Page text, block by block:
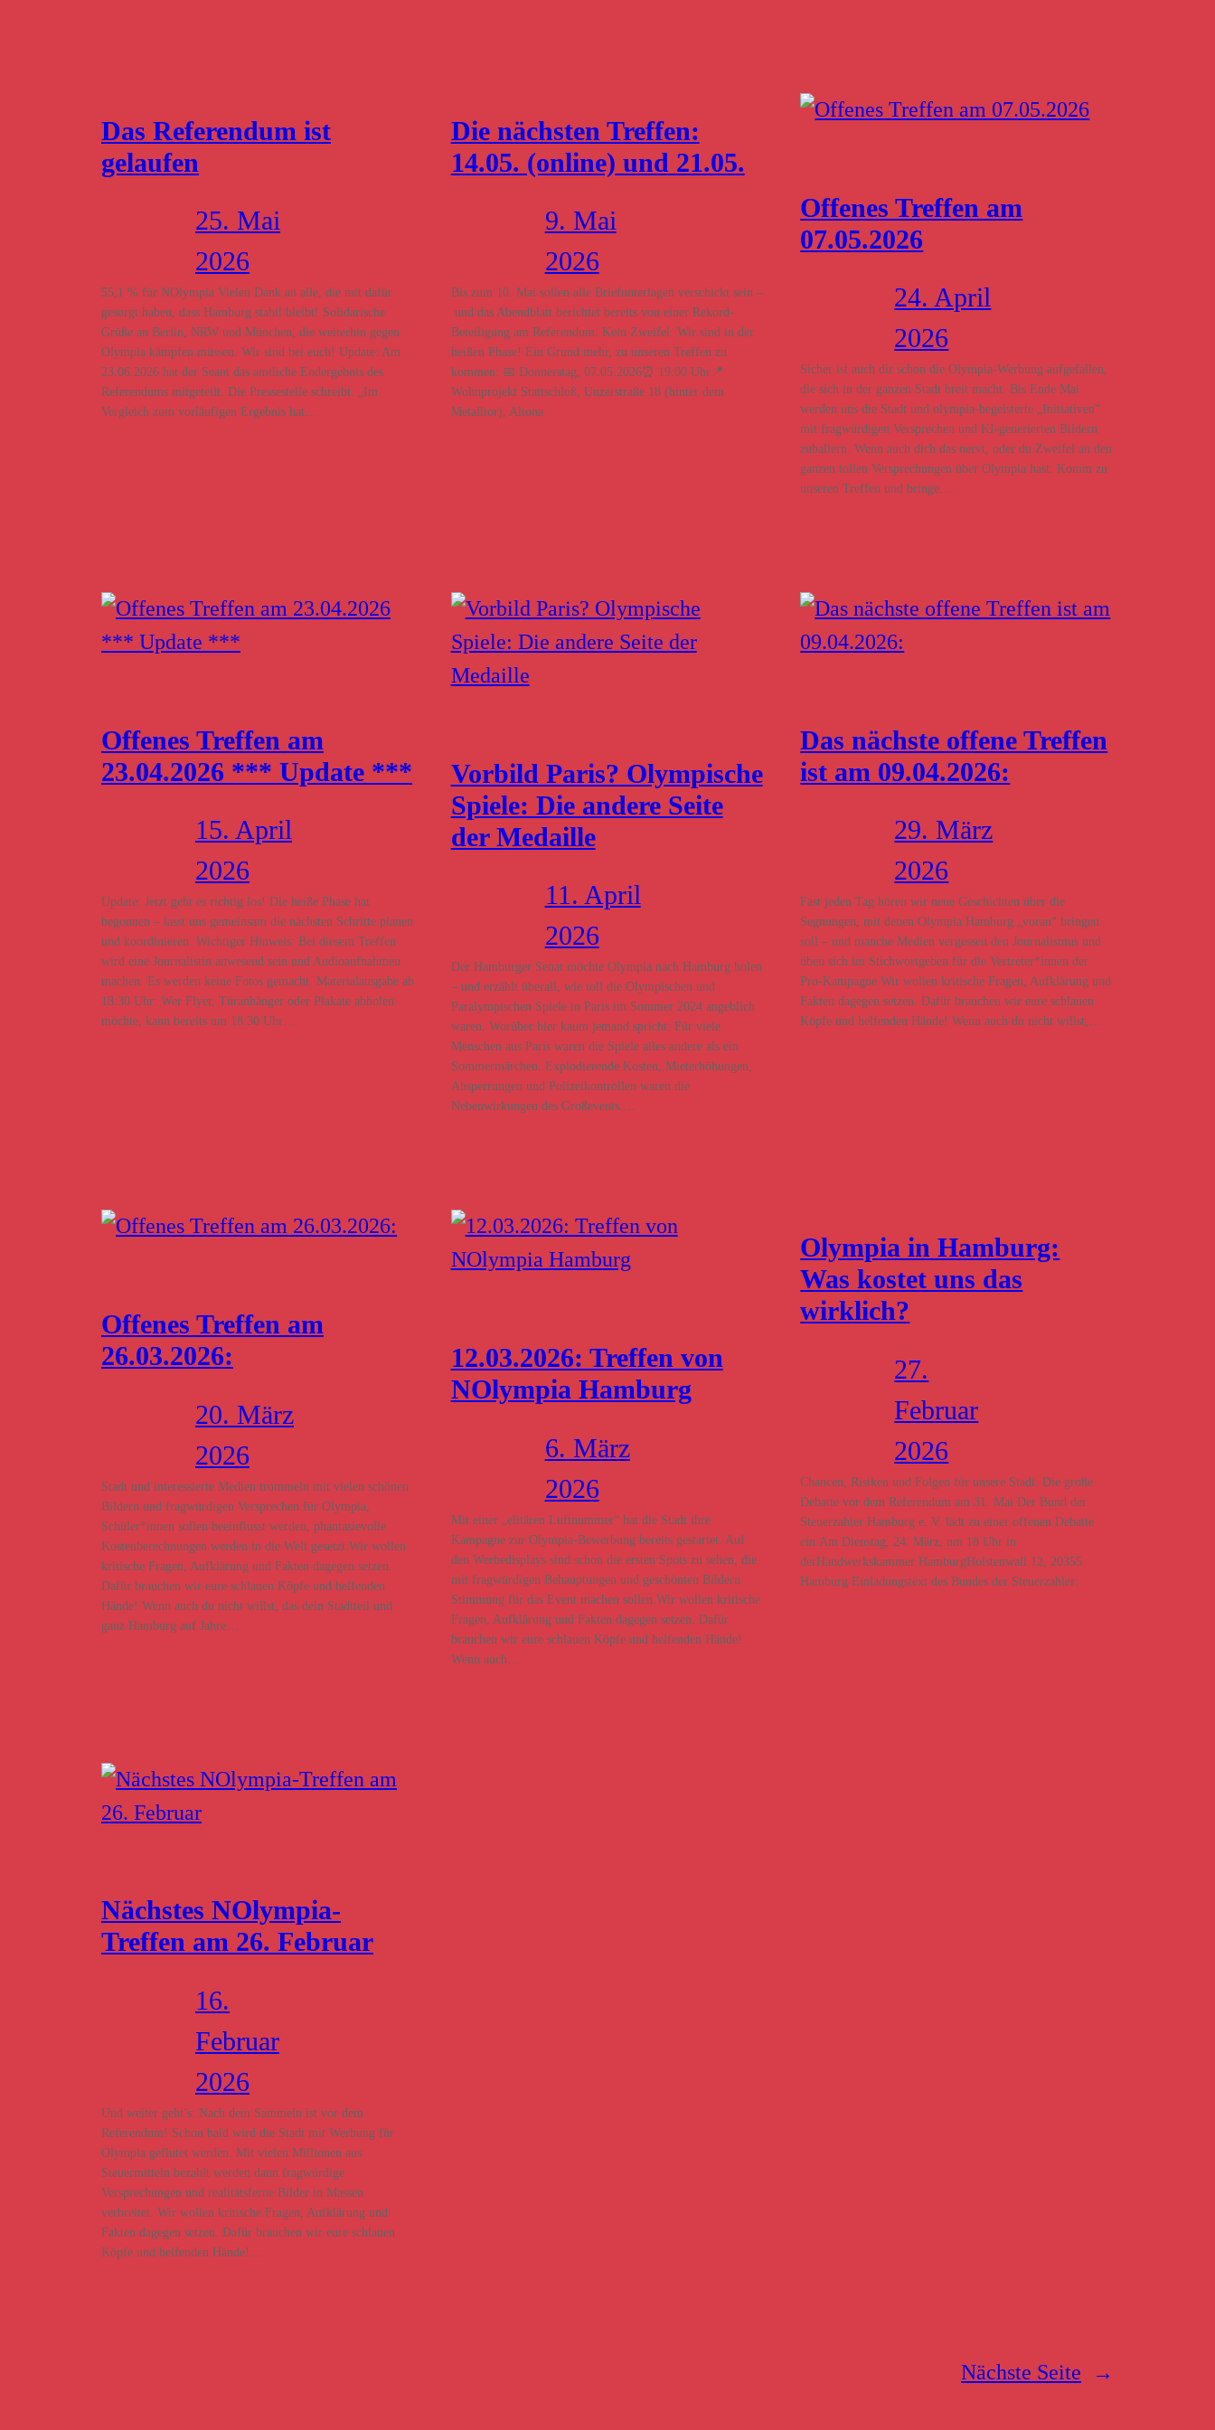
Das Referendum ist
gelaufen
25. Mai
2026
55,1 % für NOlympia Vielen Dank an alle, die mit dafür
gesorgt haben, dass Hamburg stabil bleibt! Solidarische
Grüße an Berlin, NRW und München, die weiterhin gegen
Olympia kämpfen müssen. Wir sind bei euch! Update: Am
23.06.2026 hat der Seant das amtliche Endergebnis des
Referendums mitgeteilt. Die Pressestelle schreibt: „Im
Vergleich zum vorläufigen Ergebnis hat…
Die nächsten Treffen:
14.05. (online) und 21.05.
9. Mai
2026
Bis zum 10. Mai sollen alle Briefunterlagen verschickt sein –
und das Abendblatt berichtet bereits von einer Rekord-
Beteiligung am Referendum. Kein Zweifel: Wir sind in der
heißen Phase! Ein Grund mehr, zu unseren Treffen zu
kommen: 📅 Donnerstag, 07.05.2026⏰ 19:00 Uhr📍
Wohnprojekt Stattschloß, Unzerstraße 18 (hinter dem
Metalltor), Altona
Offenes Treffen am
07.05.2026
24. April
2026
Sicher ist auch dir schon die Olympia-Werbung aufgefallen,
die sich in der ganzen Stadt breit macht. Bis Ende Mai
werden uns die Stadt und olympia-begeisterte „Initiativen“
mit fragwürdigen Versprechen und KI-generierten Bildern
zuballern. Wenn auch dich das nervt, oder du Zweifel an den
ganzen tollen Versprechungen über Olympia hast: Komm zu
unseren Treffen und bringe…
Offenes Treffen am
23.04.2026 *** Update ***
15. April
2026
Update: Jetzt geht es richtig los! Die heiße Phase hat
begonnen – lasst uns gemeinsam die nächsten Schritte planen
und koordinieren. Wichtiger Hinweis: Bei diesem Treffen
wird eine Journalistin anwesend sein und Audioaufnahmen
machen. Es werden keine Fotos gemacht. Materialausgabe ab
18:30 Uhr: Wer Flyer, Türanhänger oder Plakate abholen
möchte, kann bereits um 18:30 Uhr…
Vorbild Paris? Olympische
Spiele: Die andere Seite
der Medaille
11. April
2026
Der Hamburger Senat möchte Olympia nach Hamburg holen
– und erzählt überall, wie toll die Olympischen und
Paralympischen Spiele in Paris im Sommer 2024 angeblich
waren. Worüber hier kaum jemand spricht: Für viele
Menschen aus Paris waren die Spiele alles andere als ein
Sommermärchen. Explodierende Kosten, Mieterhöhungen,
Absperrungen und Polizeikontrollen waren die
Nebenwirkungen des Großevents.…
Das nächste offene Treffen
ist am 09.04.2026:
29. März
2026
Fast jeden Tag hören wir neue Geschichten über die
Segnungen, mit denen Olympia Hamburg „voran“ bringen
soll – und manche Medien vergessen den Journalismus und
üben sich im Stichwortgeben für die Vertreter*innen der
Pro-Kampagne.Wir wollen kritische Fragen, Aufklärung und
Fakten dagegen setzen. Dafür brauchen wir eure schlauen
Köpfe und helfenden Hände! Wenn auch du nicht willst,…
Offenes Treffen am
26.03.2026:
20. März
2026
Stadt und interessierte Medien trommeln mit vielen schönen
Bildern und fragwürdigen Versprechen für Olympia,
Schüler*innen sollen beeinflusst werden, phantasievolle
Kostenberechnungen werden in die Welt gesetzt.Wir wollen
kritische Fragen, Aufklärung und Fakten dagegen setzen.
Dafür brauchen wir eure schlauen Köpfe und helfenden
Hände! Wenn auch du nicht willst, das dein Stadtteil und
ganz Hamburg auf Jahre…
12.03.2026: Treffen von
NOlympia Hamburg
6. März
2026
Mit einer „elitären Luftnummer“ hat die Stadt ihre
Kampagne zur Olympia-Bewerbung bereits gestartet. Auf
den Werbedisplays sind schon die ersten Spots zu sehen, die
mit fragwürdigen Behauptungen und geschönten Bildern
Stimmung für das Event machen sollen.Wir wollen kritische
Fragen, Aufklärung und Fakten dagegen setzen. Dafür
brauchen wir eure schlauen Köpfe und helfenden Hände!
Wenn auch…
Olympia in Hamburg:
Was kostet uns das
wirklich?
27.
Februar
2026
Chancen, Risiken und Folgen für unsere Stadt. Die große
Debatte vor dem Referendum am 31. Mai Der Bund der
Steuerzahler Hamburg e. V. lädt zu einer offenen Debatte
ein.Am Dienstag, 24. März, um 18 Uhr in
derHandwerkskammer HamburgHolstenwall 12, 20355
Hamburg Einladungstext des Bundes der Steuerzahler:
Nächstes NOlympia-
Treffen am 26. Februar
16.
Februar
2026
Und weiter geht’s: Nach dem Sammeln ist vor dem
Referendum! Schon bald wird die Stadt mit Werbung für
Olympia geflutet werden. Mit vielen Millionen aus
Steuermitteln bezahlt werden dann fragwürdige
Versprechungen und realitätsferne Bilder in Massen
verbreitet. Wir wollen kritische Fragen, Aufklärung und
Fakten dagegen setzen. Dafür brauchen wir eure schlauen
Köpfe und helfenden Hände!…
Nächste Seite →